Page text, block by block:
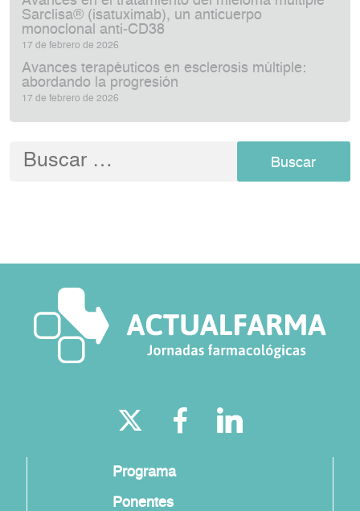
Sarclisa® (isatuximab), un anticuerpo
monoclonal anti‑CD38
17 de febrero de 2026
Avances terapéuticos en esclerosis múltiple:
abordando la progresión
17 de febrero de 2026
Buscar:
Programa
Ponentes